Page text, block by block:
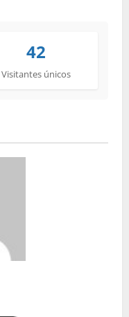
42
Visitantes únicos